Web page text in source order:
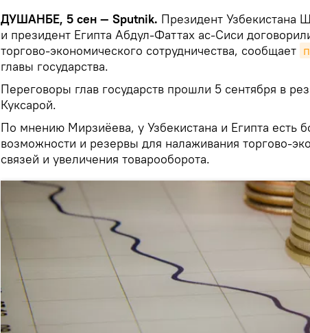
ДУШАНБЕ, 5 сен — Sputnik. Президент Узбекистана
и президент Египта Абдул-Фаттах ас-Сиси
торгово-экономического сотрудничества, сообщает
главы государства.
Переговоры глав государств прошли 5 сентября в
Куксарой.
По мнению Мирзиёева, у Узбекистана и Египта есть
возможности и резервы для налаживания торгово-
связей и увеличения товарооборота.